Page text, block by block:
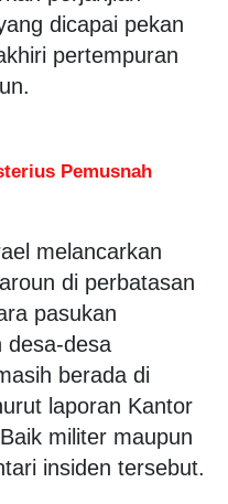
dicapai pekan
pertempuran
Pemusnah
melancarkan
di perbatasan
pasukan
desa-desa
berada di
laporan Kantor
militer maupun
insiden tersebut.